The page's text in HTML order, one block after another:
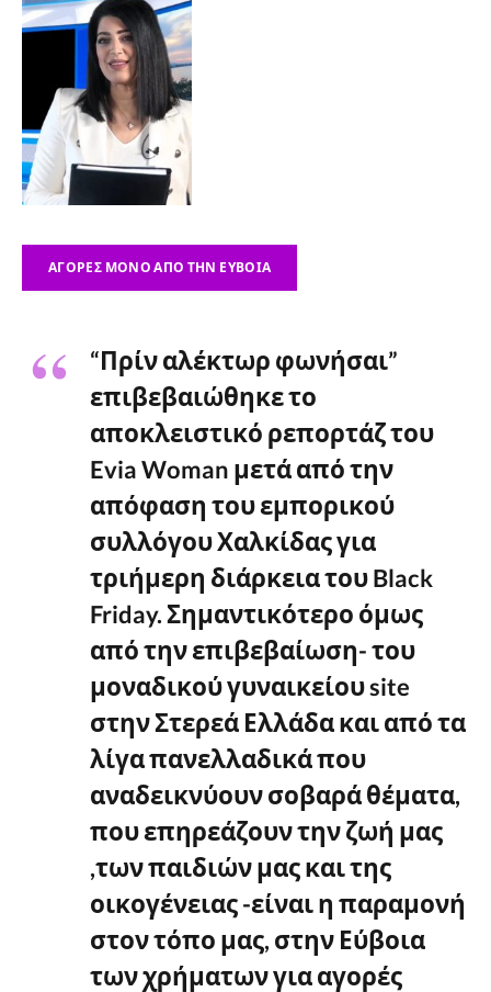
ΑΓΟΡΕΣ ΜΟΝΟ ΑΠΟ ΤΗΝ ΕΥΒΟΙΑ
“Πρίν αλέκτωρ φωνήσαι”
επιβεβαιώθηκε το
αποκλειστικό ρεπορτάζ του
Evia Woman μετά από την
απόφαση του εμπορικού
συλλόγου Χαλκίδας για
τριήμερη διάρκεια του Black
Friday. Σημαντικότερο όμως
από την επιβεβαίωση- του
μοναδικού γυναικείου site
στην Στερεά Ελλάδα και από τα
λίγα πανελλαδικά που
αναδεικνύουν σοβαρά θέματα,
που επηρεάζουν την ζωή μας
,των παιδιών μας και της
οικογένειας -είναι η παραμονή
στον τόπο μας, στην Εύβοια
των χρήματων για αγορές